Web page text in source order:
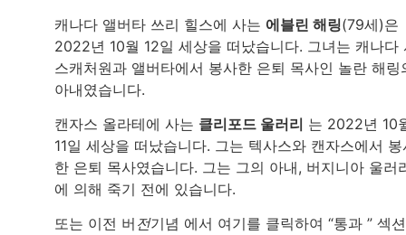
캐나다 앨버타 쓰리 힐스에 사는 에블린 해링(79세)은
2022년 10월 12일 세상을 떠났습니다. 그녀는 캐나다
스캐처원과 앨버타에서 봉사한 은퇴 목사인 놀란 해링
아내였습니다.
캔자스 올라테에 사는 클리포드 울러리 는 2022년 10
11일 세상을 떠났습니다. 그는 텍사스와 캔자스에서 봉
한 은퇴 목사였습니다. 그는 그의 아내, 버지니아 울러
에 의해 죽기 전에 있습니다.
또는 이전 버 전기념 에서 여기를 클릭하여 “통과 ” 섹